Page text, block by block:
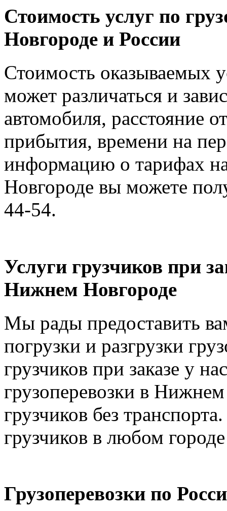
Стоимость услуг по
Новгороде и России
Стоимость оказываемых
может различаться и
автомобиля, расстояние
прибытия, времени на
информацию о тарифах
Новгороде вы можете
44-54.
Услуги грузчиков при
Нижнем Новгороде
Мы рады предоставить
погрузки и разгрузки
грузчиков при заказе у
грузоперевозки в
грузчиков без
грузчиков в любом
Грузоперевозки по